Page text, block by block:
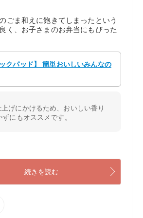
ごま和えに飽きてしまったという
く、お子さまのお弁当にもぴった
クパッド】 簡単おいしいみんなの
げにかけるため、おいしい香り
にもオススメです。
続きを読む